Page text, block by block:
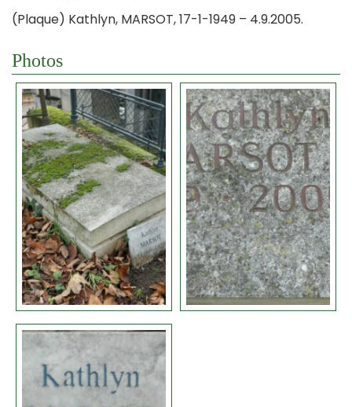
(Plaque) Kathlyn, MARSOT, 17-1-1949 – 4.9.2005.
Photos